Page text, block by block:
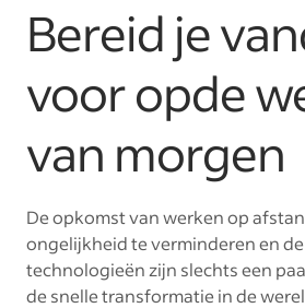
Bereid je
voor opde
van morgen
De opkomst van werken op
ongelijkheid te verminderen en
technologieën zijn slechts een
de snelle transformatie in de